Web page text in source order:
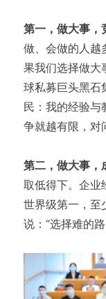
第一，做大事，
做、会做的人越
果我们选择做大
球私募巨头黑石
民：我的经验与
争就越有限，对
第二，做大事，
取低得下。企业
世界级第一，至
说：“选择难的